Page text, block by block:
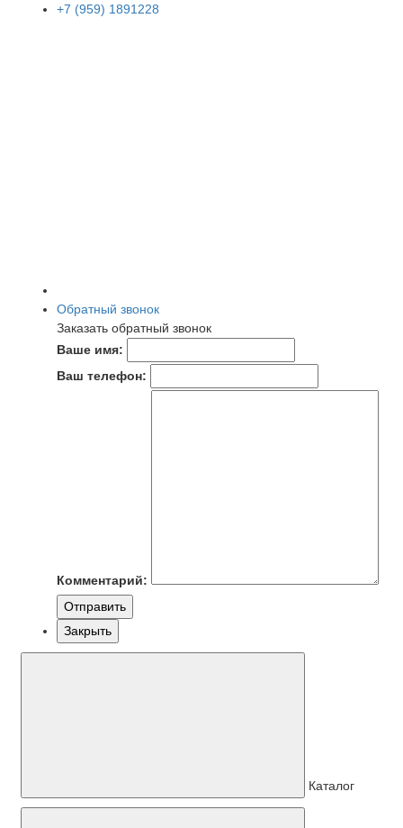
+7 (959) 1891228
Обратный звонок
Заказать обратный звонок
Ваше имя:
Ваш телефон:
Комментарий:
Отправить
Закрыть
Каталог